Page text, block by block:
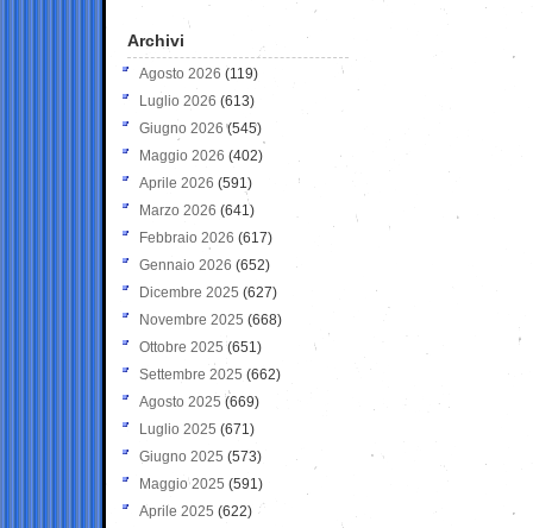
Archivi
Agosto 2026 (119)
Luglio 2026 (613)
Giugno 2026 (545)
Maggio 2026 (402)
Aprile 2026 (591)
Marzo 2026 (641)
Febbraio 2026 (617)
Gennaio 2026 (652)
Dicembre 2025 (627)
Novembre 2025 (668)
Ottobre 2025 (651)
Settembre 2025 (662)
Agosto 2025 (669)
Luglio 2025 (671)
Giugno 2025 (573)
Maggio 2025 (591)
Aprile 2025 (622)